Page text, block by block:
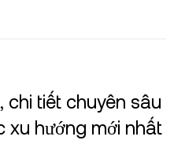
chi tiết chuyên sâu
xu hướng mới nhất